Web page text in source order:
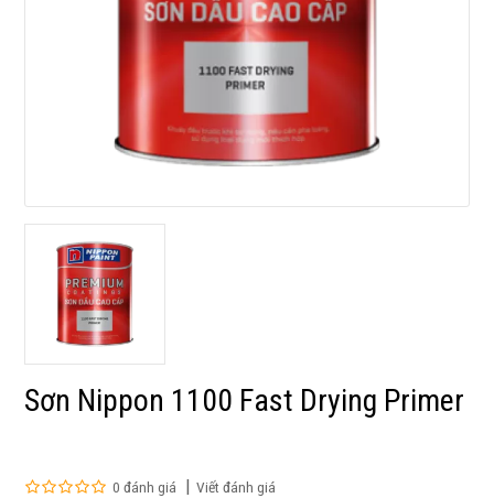
Sơn Nippon 1100 Fast Drying Primer
0 đánh giá Viết đánh giá